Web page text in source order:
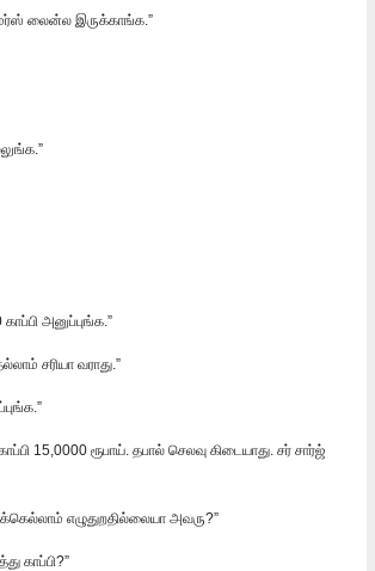
லைன்ல இருக்காங்க.”
அனுப்புங்க.”
சரியா வராது.”
15,0000 ரூபாய். தபால் செலவு கிடையாது. சர் சார்ஜ்
எழுதுறதில்லையா அவரு?”
காப்பி?”